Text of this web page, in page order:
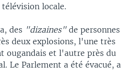
locale.
des "dizaines" de personnes
deux explosions, l'une très
ougandais et l'autre près du
Le Parlement a été évacué, a